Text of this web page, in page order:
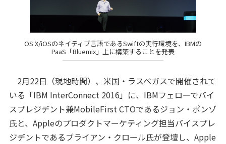
OS X/iOSのネイティブ言語であるSwiftの実行環境を、IBMの
PaaS「Bluemix」上に構築することを発表
2月22日（現地時間）、米国・ラスベガスで開催されて
いる「IBM InterConnect 2016」に、IBMフェローでバイ
スプレジデント兼MobileFirst CTOであるジョン・ポンゾ
氏と、Appleのプロダクトマーケティング担当バイスプレ
ジデントであるブライアン・クロール氏が登壇し、Apple